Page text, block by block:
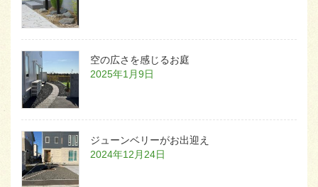
空の広さを感じるお庭
2025年1月9日
ジューンベリーがお出迎え
2024年12月24日